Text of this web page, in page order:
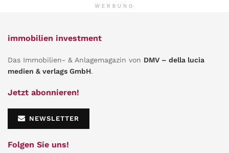
WERBUNG
immobilien investment
Das Immobilien- & Anlagemagazin von DMV – della lucia
medien & verlags GmbH.
Jetzt abonnieren!
NEWSLETTER
Folgen Sie uns!